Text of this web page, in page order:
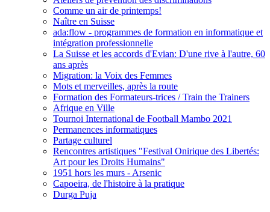
Comme un air de printemps!
Naître en Suisse
ada:flow - programmes de formation en informatique et
intégration professionnelle
La Suisse et les accords d'Evian: D'une rive à l'autre, 60
ans après
Migration: la Voix des Femmes
Mots et merveilles, après la route
Formation des Formateurs-trices / Train the Trainers
Afrique en Ville
Tournoi International de Football Mambo 2021
Permanences informatiques
Partage culturel
Rencontres artistiques "Festival Onirique des Libertés:
Art pour les Droits Humains"
1951 hors les murs - Arsenic
Capoeira, de l'histoire à la pratique
Durga Puja